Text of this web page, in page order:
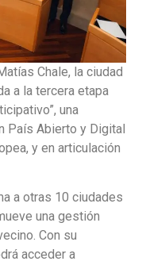
Chale, la ciudad
a la tercera etapa
una
País Abierto y Digital
y en articulación
a otras 10 ciudades
una gestión
Con su
acceder a